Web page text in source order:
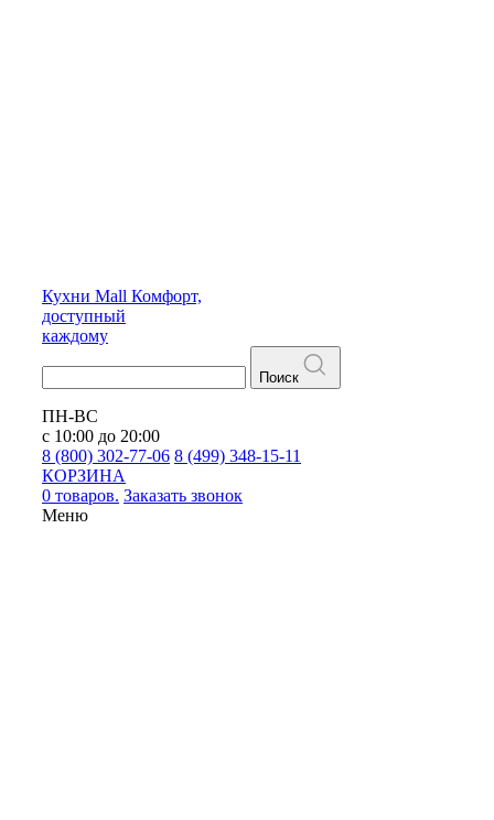
Кухни Mall Комфорт,
доступный
каждому
Поиск
ПН-ВС
с 10:00 до 20:00
8 (800) 302-77-06 8 (499) 348-15-11
КОРЗИНА
0 товаров. Заказать звонок
Меню